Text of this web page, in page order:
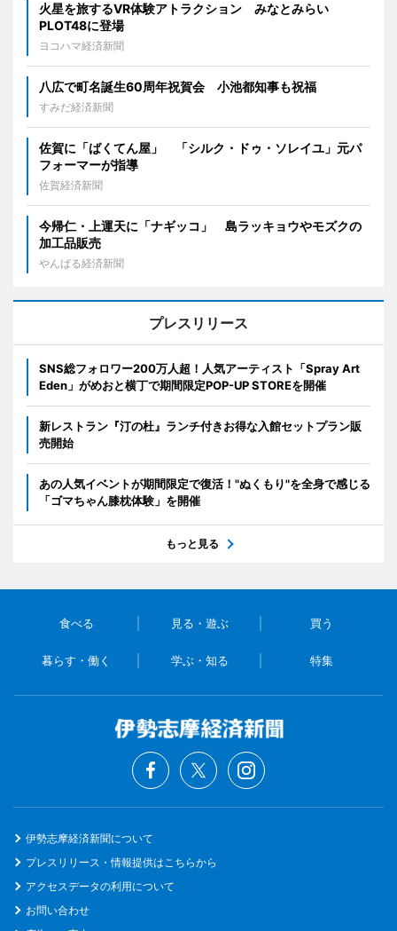
火星を旅するVR体験アトラクション みなとみらい
PLOT48に登場
ヨコハマ経済新聞
八広で町名誕生60周年祝賀会 小池都知事も祝福
すみだ経済新聞
佐賀に「ばくてん屋」 「シルク・ドゥ・ソレイユ」元パ
フォーマーが指導
佐賀経済新聞
今帰仁・上運天に「ナギッコ」 島ラッキョウやモズクの
加工品販売
やんばる経済新聞
プレスリリース
SNS総フォロワー200万人超！人気アーティスト「Spray Art
Eden」がめおと横丁で期間限定POP-UP STOREを開催
新レストラン『汀の杜』ランチ付きお得な入館セットプラン販
売開始
あの人気イベントが期間限定で復活！"ぬくもり"を全身で感じる
「ゴマちゃん膝枕体験」を開催
もっと見る
食べる 見る・遊ぶ 買う
暮らす・働く 学ぶ・知る 特集
伊勢志摩経済新聞について
プレスリリース・情報提供はこちらから
アクセスデータの利用について
お問い合わせ